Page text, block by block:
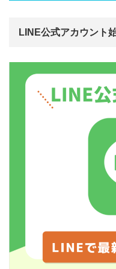
LINE公式アカウント